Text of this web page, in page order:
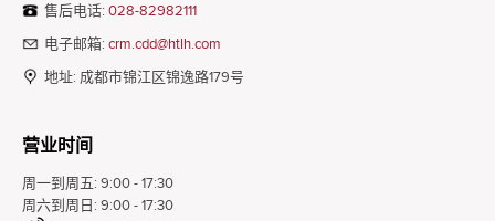
售后电话: 028-82982111
电子邮箱: crm.cdd@htlh.com
地址: 成都市锦江区锦逸路179号
营业时间
周一到周五: 9:00 - 17:30
周六到周日: 9:00 - 17:30